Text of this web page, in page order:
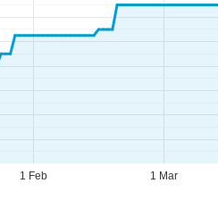
1 Feb 1 Mar